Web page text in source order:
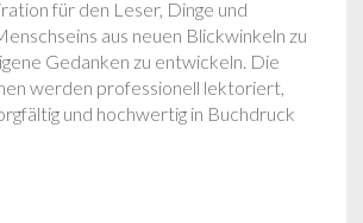
für den Leser, Dinge und
aus neuen Blickwinkeln zu
Gedanken zu entwickeln. Die
werden professionell lektoriert,
und hochwertig in Buchdruck